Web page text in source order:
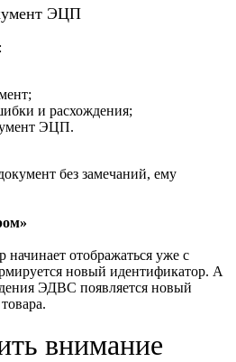
ЭЦП
и расхождения;
ЭЦП.
без замечаний, ему
отображаться уже с
новый идентификатор. А
ЭДВС появляется новый
внимание